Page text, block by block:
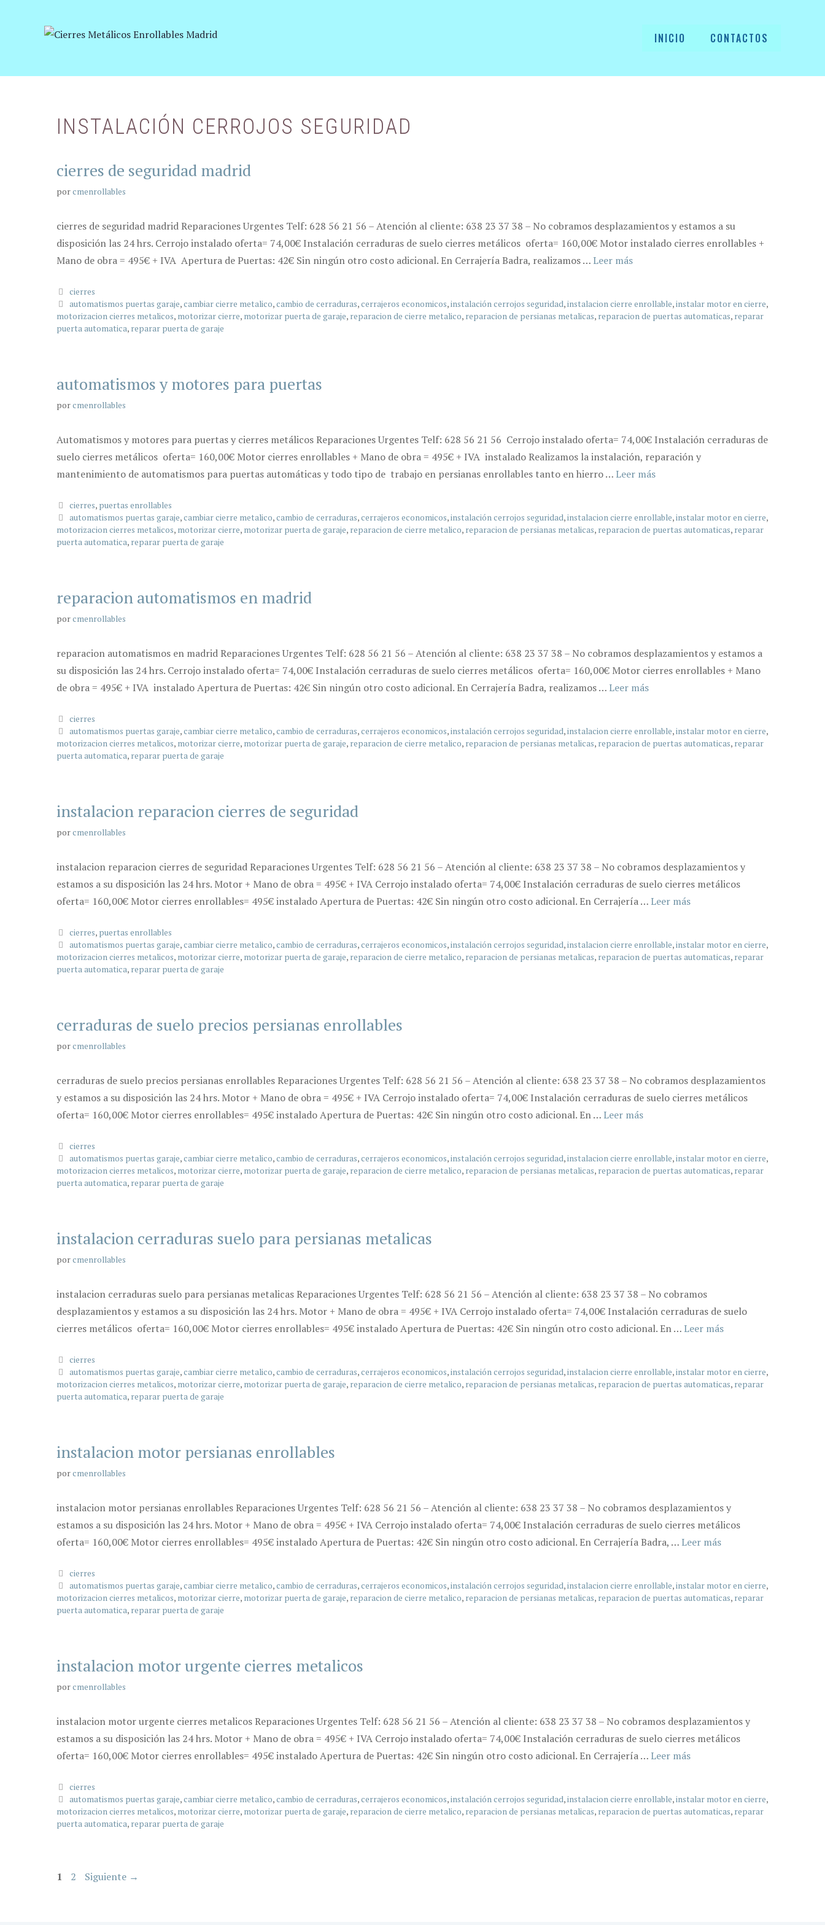
INICIO CONTACTOS
INSTALACIÓN CERROJOS SEGURIDAD
cierres de seguridad madrid
porcmenrollables
cierres de seguridad madrid Reparaciones Urgentes Telf: 628 56 21 56 – Atención al cliente: 638 23 37 38 – No cobramos desplazamientos y estamos a su
disposición las 24 hrs. Cerrojo instalado oferta= 74,00€ Instalación cerraduras de suelo cierres metálicos oferta= 160,00€ Motor instalado cierres enrollables +
Mano de obra = 495€ + IVA Apertura de Puertas: 42€ Sin ningún otro costo adicional. En Cerrajería Badra, realizamos … Leer más
Categorías
cierres
Etiquetas
automatismos puertas garaje,cambiar cierre metalico,cambio de cerraduras,cerrajeros economicos,instalación cerrojos seguridad,instalacion cierre enrollable,instalar motor en cierre,
motorizacion cierres metalicos, motorizar cierre, motorizar puerta de garaje, reparacion de cierre metalico, reparacion de persianas metalicas, reparacion de puertas automaticas, reparar
puerta automatica, reparar puerta de garaje
automatismos y motores para puertas
porcmenrollables
Automatismos y motores para puertas y cierres metálicos Reparaciones Urgentes Telf: 628 56 21 56 Cerrojo instalado oferta= 74,00€ Instalación cerraduras de
suelo cierres metálicos oferta= 160,00€ Motor cierres enrollables + Mano de obra = 495€ + IVA instalado Realizamos la instalación, reparación y
mantenimiento de automatismos para puertas automáticas y todo tipo de trabajo en persianas enrollables tanto en hierro … Leer más
Categorías
cierres, puertas enrollables
Etiquetas
automatismos puertas garaje,cambiar cierre metalico,cambio de cerraduras,cerrajeros economicos,instalación cerrojos seguridad,instalacion cierre enrollable,instalar motor en cierre,
motorizacion cierres metalicos, motorizar cierre, motorizar puerta de garaje, reparacion de cierre metalico, reparacion de persianas metalicas, reparacion de puertas automaticas, reparar
puerta automatica, reparar puerta de garaje
reparacion automatismos en madrid
porcmenrollables
reparacion automatismos en madrid Reparaciones Urgentes Telf: 628 56 21 56 – Atención al cliente: 638 23 37 38 – No cobramos desplazamientos y estamos a
su disposición las 24 hrs. Cerrojo instalado oferta= 74,00€ Instalación cerraduras de suelo cierres metálicos oferta= 160,00€ Motor cierres enrollables + Mano
de obra = 495€ + IVA instalado Apertura de Puertas: 42€ Sin ningún otro costo adicional. En Cerrajería Badra, realizamos … Leer más
Categorías
cierres
Etiquetas
automatismos puertas garaje,cambiar cierre metalico,cambio de cerraduras,cerrajeros economicos,instalación cerrojos seguridad,instalacion cierre enrollable,instalar motor en cierre,
motorizacion cierres metalicos, motorizar cierre, motorizar puerta de garaje, reparacion de cierre metalico, reparacion de persianas metalicas, reparacion de puertas automaticas, reparar
puerta automatica, reparar puerta de garaje
instalacion reparacion cierres de seguridad
porcmenrollables
instalacion reparacion cierres de seguridad Reparaciones Urgentes Telf: 628 56 21 56 – Atención al cliente: 638 23 37 38 – No cobramos desplazamientos y
estamos a su disposición las 24 hrs. Motor + Mano de obra = 495€ + IVA Cerrojo instalado oferta= 74,00€ Instalación cerraduras de suelo cierres metálicos
oferta= 160,00€ Motor cierres enrollables= 495€ instalado Apertura de Puertas: 42€ Sin ningún otro costo adicional. En Cerrajería … Leer más
Categorías
cierres, puertas enrollables
Etiquetas
automatismos puertas garaje,cambiar cierre metalico,cambio de cerraduras,cerrajeros economicos,instalación cerrojos seguridad,instalacion cierre enrollable,instalar motor en cierre,
motorizacion cierres metalicos, motorizar cierre, motorizar puerta de garaje, reparacion de cierre metalico, reparacion de persianas metalicas, reparacion de puertas automaticas, reparar
puerta automatica, reparar puerta de garaje
cerraduras de suelo precios persianas enrollables
porcmenrollables
cerraduras de suelo precios persianas enrollables Reparaciones Urgentes Telf: 628 56 21 56 – Atención al cliente: 638 23 37 38 – No cobramos desplazamientos
y estamos a su disposición las 24 hrs. Motor + Mano de obra = 495€ + IVA Cerrojo instalado oferta= 74,00€ Instalación cerraduras de suelo cierres metálicos
oferta= 160,00€ Motor cierres enrollables= 495€ instalado Apertura de Puertas: 42€ Sin ningún otro costo adicional. En … Leer más
Categorías
cierres
Etiquetas
automatismos puertas garaje,cambiar cierre metalico,cambio de cerraduras,cerrajeros economicos,instalación cerrojos seguridad,instalacion cierre enrollable,instalar motor en cierre,
motorizacion cierres metalicos, motorizar cierre, motorizar puerta de garaje, reparacion de cierre metalico, reparacion de persianas metalicas, reparacion de puertas automaticas, reparar
puerta automatica, reparar puerta de garaje
instalacion cerraduras suelo para persianas metalicas
porcmenrollables
instalacion cerraduras suelo para persianas metalicas Reparaciones Urgentes Telf: 628 56 21 56 – Atención al cliente: 638 23 37 38 – No cobramos
desplazamientos y estamos a su disposición las 24 hrs. Motor + Mano de obra = 495€ + IVA Cerrojo instalado oferta= 74,00€ Instalación cerraduras de suelo
cierres metálicos oferta= 160,00€ Motor cierres enrollables= 495€ instalado Apertura de Puertas: 42€ Sin ningún otro costo adicional. En … Leer más
Categorías
cierres
Etiquetas
automatismos puertas garaje,cambiar cierre metalico,cambio de cerraduras,cerrajeros economicos,instalación cerrojos seguridad,instalacion cierre enrollable,instalar motor en cierre,
motorizacion cierres metalicos, motorizar cierre, motorizar puerta de garaje, reparacion de cierre metalico, reparacion de persianas metalicas, reparacion de puertas automaticas, reparar
puerta automatica, reparar puerta de garaje
instalacion motor persianas enrollables
porcmenrollables
instalacion motor persianas enrollables Reparaciones Urgentes Telf: 628 56 21 56 – Atención al cliente: 638 23 37 38 – No cobramos desplazamientos y
estamos a su disposición las 24 hrs. Motor + Mano de obra = 495€ + IVA Cerrojo instalado oferta= 74,00€ Instalación cerraduras de suelo cierres metálicos
oferta= 160,00€ Motor cierres enrollables= 495€ instalado Apertura de Puertas: 42€ Sin ningún otro costo adicional. En Cerrajería Badra, … Leer más
Categorías
cierres
Etiquetas
automatismos puertas garaje,cambiar cierre metalico,cambio de cerraduras,cerrajeros economicos,instalación cerrojos seguridad,instalacion cierre enrollable,instalar motor en cierre,
motorizacion cierres metalicos, motorizar cierre, motorizar puerta de garaje, reparacion de cierre metalico, reparacion de persianas metalicas, reparacion de puertas automaticas, reparar
puerta automatica, reparar puerta de garaje
instalacion motor urgente cierres metalicos
porcmenrollables
instalacion motor urgente cierres metalicos Reparaciones Urgentes Telf: 628 56 21 56 – Atención al cliente: 638 23 37 38 – No cobramos desplazamientos y
estamos a su disposición las 24 hrs. Motor + Mano de obra = 495€ + IVA Cerrojo instalado oferta= 74,00€ Instalación cerraduras de suelo cierres metálicos
oferta= 160,00€ Motor cierres enrollables= 495€ instalado Apertura de Puertas: 42€ Sin ningún otro costo adicional. En Cerrajería … Leer más
Categorías
cierres
Etiquetas
automatismos puertas garaje,cambiar cierre metalico,cambio de cerraduras,cerrajeros economicos,instalación cerrojos seguridad,instalacion cierre enrollable,instalar motor en cierre,
motorizacion cierres metalicos, motorizar cierre, motorizar puerta de garaje, reparacion de cierre metalico, reparacion de persianas metalicas, reparacion de puertas automaticas, reparar
puerta automatica, reparar puerta de garaje
Página
1 Página
2 Siguiente →